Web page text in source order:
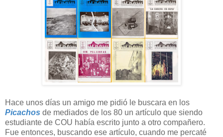
Hace unos días un amigo me pidió le buscara en los
Picachos de mediados de los 80 un artículo que siendo
estudiante de COU había escrito junto a otro compañero.
Fue entonces, buscando ese artículo, cuando me percaté